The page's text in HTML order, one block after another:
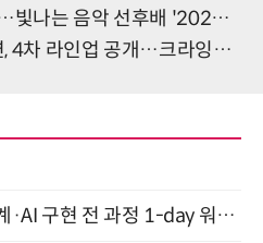
선후배 '2024 어썸스테이지' 장악
공개…크라잉넛·브로큰발렌타인 합류
UX 기획·DESIGN.md 설계·AI 구현 전 과정 1-day 워크숍 with Claude Code·Codex 9월 15일 개최